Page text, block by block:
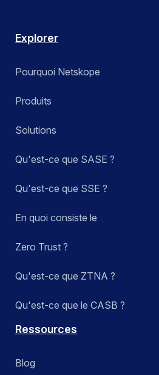
Explorer
Pourquoi Netskope
Produits
Solutions
Qu'est-ce que SASE ?
Qu'est-ce que SSE ?
En quoi consiste le
Zero Trust ?
Qu'est-ce que ZTNA ?
Qu'est-ce que le CASB ?
Ressources
Blog